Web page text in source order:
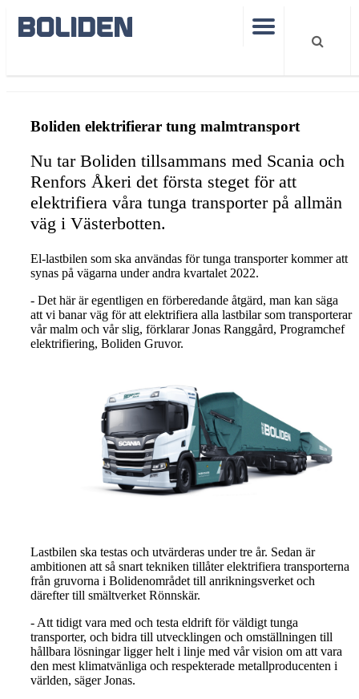
Boliden elektrifierar tung malmtransport
Nu tar Boliden tillsammans med Scania och
Renfors Åkeri det första steget för att
elektrifiera våra tunga transporter på allmän
väg i Västerbotten.
El-lastbilen som ska användas för tunga transporter kommer att
synas på vägarna under andra kvartalet 2022.
- Det här är egentligen en förberedande åtgärd, man kan säga
att vi banar väg för att elektrifiera alla lastbilar som transporterar
vår malm och vår slig, förklarar Jonas Ranggård, Programchef
elektrifiering, Boliden Gruvor.
Lastbilen ska testas och utvärderas under tre år. Sedan är
ambitionen att så snart tekniken tillåter elektrifiera transporterna
från gruvorna i Bolidenområdet till anrikningsverket och
därefter till smältverket Rönnskär.
- Att tidigt vara med och testa eldrift för väldigt tunga
transporter, och bidra till utvecklingen och omställningen till
hållbara lösningar ligger helt i linje med vår vision om att vara
den mest klimatvänliga och respekterade metallproducenten i
världen, säger Jonas.